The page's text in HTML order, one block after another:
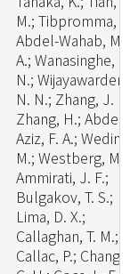
M.; Tibpromma,
Abdel-Wahab, M.
A.; Wanasinghe,
N.;
N. N.; Zhang, J.
Zhang, H.; Abdel-
Aziz, F. A.; Wedin,
M.; Westberg, M.;
Ammirati, J. F.;
Bulgakov, T. S.;
Lima, D. X.;
Callaghan, T. M.;
Callac, P.; Chang,